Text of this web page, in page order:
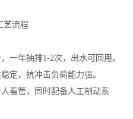
艺流程
一年抽排1-2次，出水可回用。
定，抗冲击负荷能力强。
看管，同时配备人工制动系